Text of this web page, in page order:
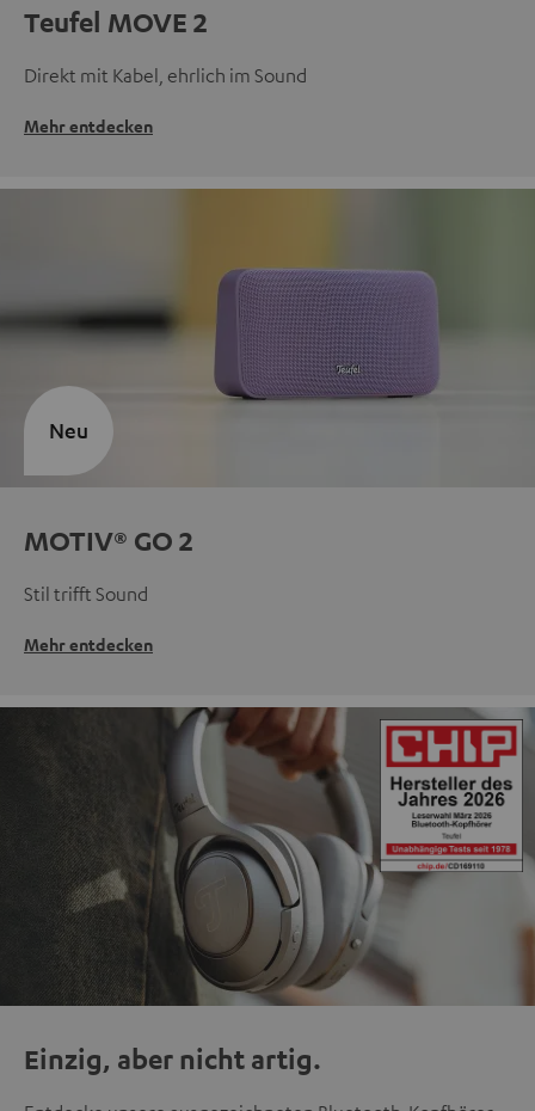
Teufel MOVE 2
Direkt mit Kabel, ehrlich im Sound
Mehr entdecken
MOTIV® GO 2
Stil trifft Sound
Mehr entdecken
Neu
Einzig, aber nicht artig.